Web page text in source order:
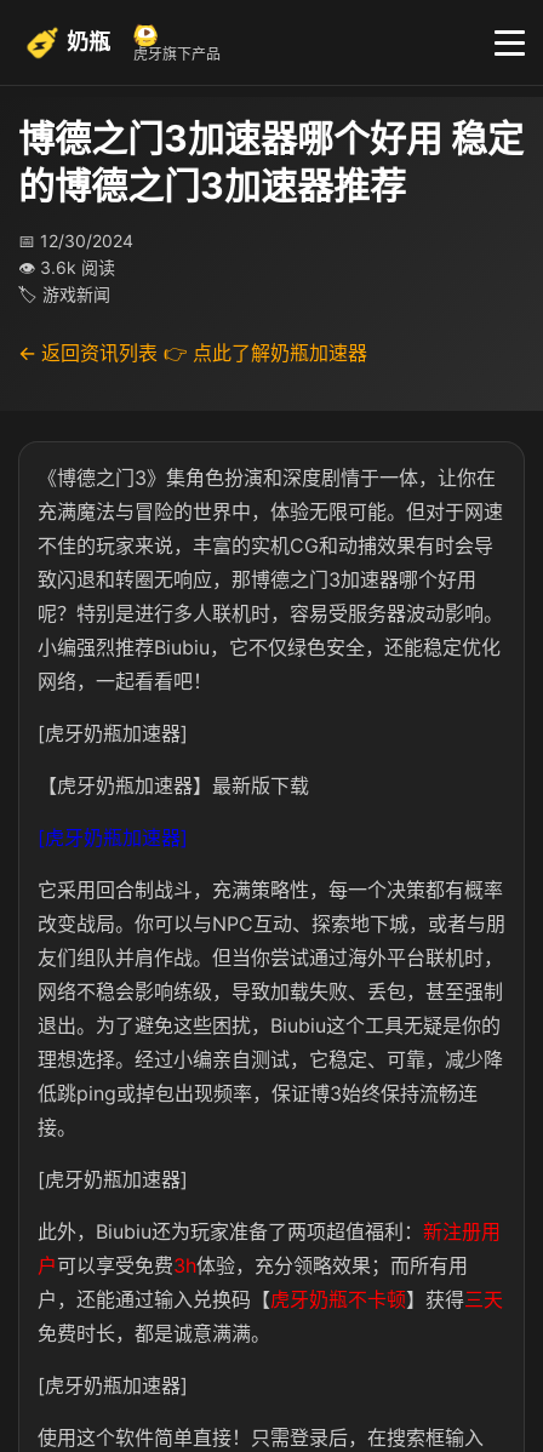
奶瓶 虎牙旗下产品
博德之门3加速器哪个好用 稳定
的博德之门3加速器推荐
📅 12/30/2024
👁 3.6k 阅读
🏷 游戏新闻
← 返回资讯列表 👉 点此了解奶瓶加速器
《博德之门3》集角色扮演和深度剧情于一体，让你在
充满魔法与冒险的世界中，体验无限可能。但对于网速
不佳的玩家来说，丰富的实机CG和动捕效果有时会导
致闪退和转圈无响应，那博德之门3加速器哪个好用
呢？特别是进行多人联机时，容易受服务器波动影响。
小编强烈推荐Biubiu，它不仅绿色安全，还能稳定优化
网络，一起看看吧！
[虎牙奶瓶加速器]
【虎牙奶瓶加速器】最新版下载
[虎牙奶瓶加速器]
它采用回合制战斗，充满策略性，每一个决策都有概率
改变战局。你可以与NPC互动、探索地下城，或者与朋
友们组队并肩作战。但当你尝试通过海外平台联机时，
网络不稳会影响练级，导致加载失败、丢包，甚至强制
退出。为了避免这些困扰，Biubiu这个工具无疑是你的
理想选择。经过小编亲自测试，它稳定、可靠，减少降
低跳ping或掉包出现频率，保证博3始终保持流畅连
接。
[虎牙奶瓶加速器]
此外，Biubiu还为玩家准备了两项超值福利： 新注册用
户可以享受免费3h体验，充分领略效果；而所有用
户，还能通过输入兑换码 【虎牙奶瓶不卡顿】 获得三天
免费时长，都是诚意满满。
[虎牙奶瓶加速器]
使用这个软件简单直接！只需登录后，在搜索框输入